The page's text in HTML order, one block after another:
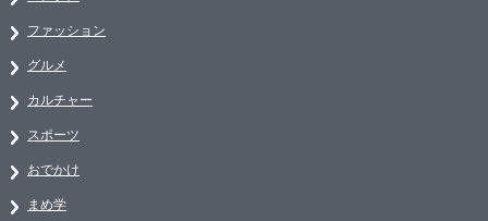
ファッション
グルメ
カルチャー
スポーツ
おでかけ
まめ学